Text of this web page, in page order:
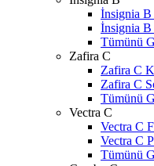
İnsignia B
İnsignia B
Tümünü
Zafira C
Zafira C
Zafira C
Tümünü
Vectra C
Vectra C
Vectra C
Tümünü